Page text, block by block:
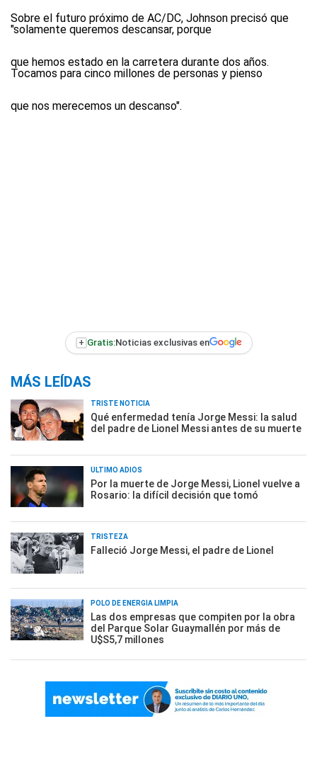
Sobre el futuro próximo de AC/DC, Johnson precisó que
"solamente queremos descansar, porque
que hemos estado en la carretera durante dos años.
Tocamos para cinco millones de personas y pienso
que nos merecemos un descanso".
+ Gratis:Noticias exclusivas en
MÁS LEÍDAS
TRISTE NOTICIA
Qué enfermedad tenía Jorge Messi: la salud
del padre de Lionel Messi antes de su muerte
ÚLTIMO ADIÓS
Por la muerte de Jorge Messi, Lionel vuelve a
Rosario: la difícil decisión que tomó
TRISTEZA
Falleció Jorge Messi, el padre de Lionel
POLO DE ENERGÍA LIMPIA
Las dos empresas que compiten por la obra
del Parque Solar Guaymallén por más de
U$S5,7 millones